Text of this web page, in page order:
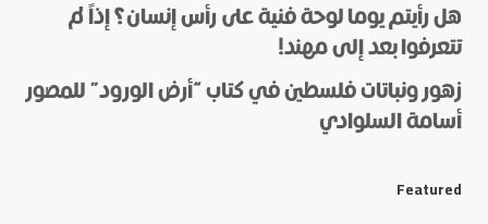
Name
*
E-mail
*
هل رأيتم يوما لوحة فنية على رأس إنسان؟ إذاً لم
تتعرفوا بعد إلى مهند!
زهور ونباتات فلسطين في كتاب “أرض الورود” للمصور
أسامة السلوادي
Featured